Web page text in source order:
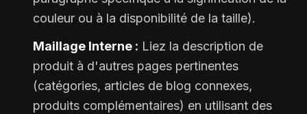
couleur ou à la disponibilité de la taille).
Maillage Interne : Liez la description de
produit à d'autres pages pertinentes
(catégories, articles de blog connexes,
produits complémentaires) en utilisant des